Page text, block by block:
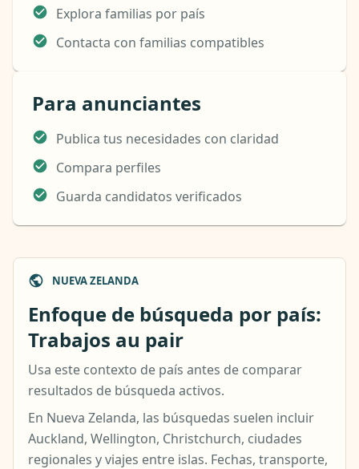
Explora familias por país
Contacta con familias compatibles
Para anunciantes
Publica tus necesidades con claridad
Compara perfiles
Guarda candidatos verificados
NUEVA ZELANDA
Enfoque de búsqueda por país:
Trabajos au pair
Usa este contexto de país antes de comparar
resultados de búsqueda activos.
En Nueva Zelanda, las búsquedas suelen incluir
Auckland, Wellington, Christchurch, ciudades
regionales y viajes entre islas. Fechas, transporte,